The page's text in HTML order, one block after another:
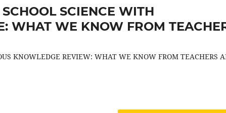
SCIENCE WITH
WHAT WE KNOW FROM
KNOWLEDGE REVIEW: WHAT WE KNOW FROM TEACHERS